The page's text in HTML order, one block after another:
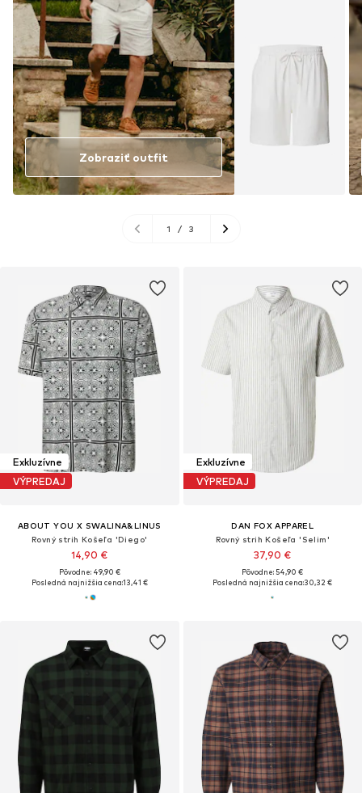
Zobraziť outfit
1 / 3
Exkluzívne
VÝPREDAJ
ABOUT YOU X SWALINA&LINUS
Rovný strih Košeľa 'Diego'
14,90 €
Pôvodne: 49,90 €
Posledná najnižšia cena:13,41 €
Exkluzívne
VÝPREDAJ
DAN FOX APPAREL
Rovný strih Košeľa 'Selim'
37,90 €
Pôvodne: 54,90 €
Posledná najnižšia cena:30,32 €